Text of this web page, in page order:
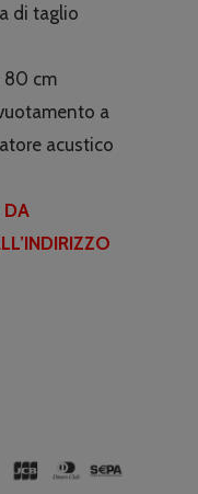
di taglio
80 cm
a
acustico
DA